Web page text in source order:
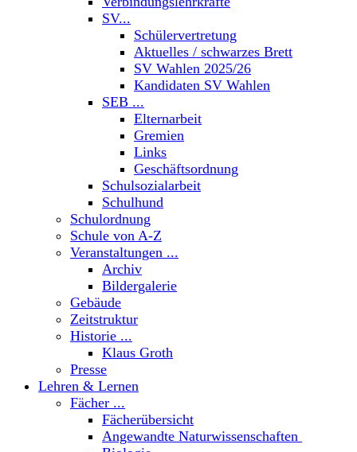
SV...
Schülervertretung
Aktuelles / schwarzes Brett
SV Wahlen 2025/26
Kandidaten SV Wahlen
SEB ...
Elternarbeit
Gremien
Links
Geschäftsordnung
Schulsozialarbeit
Schulhund
Schulordnung
Schule von A-Z
Veranstaltungen ...
Archiv
Bildergalerie
Gebäude
Zeitstruktur
Historie ...
Klaus Groth
Presse
Lehren & Lernen
Fächer ...
Fächerübersicht
Angewandte Naturwissenschaften